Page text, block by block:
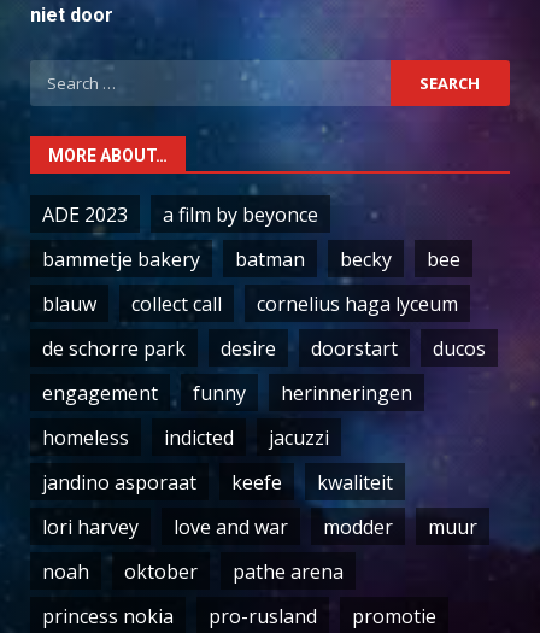
niet door
Search
for:
MORE ABOUT…
ADE 2023
a film by beyonce
bammetje bakery
batman becky
bee
blauw
collect call
cornelius haga lyceum
de schorre park
desire doorstart
ducos
engagement
funny
herinneringen
homeless
indicted
jacuzzi
jandino asporaat
keefe
kwaliteit
lori harvey
love and war modder
muur
noah
oktober
pathe arena
princess nokia
pro-rusland promotie